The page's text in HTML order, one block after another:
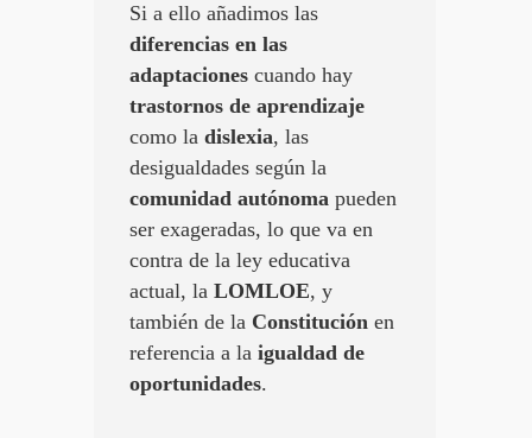
Si a ello añadimos las
diferencias en las
adaptaciones cuando hay
trastornos de aprendizaje
como la dislexia, las
desigualdades según la
comunidad autónoma pueden
ser exageradas, lo que va en
contra de la ley educativa
actual, la LOMLOE, y
también de la Constitución en
referencia a la igualdad de
oportunidades.